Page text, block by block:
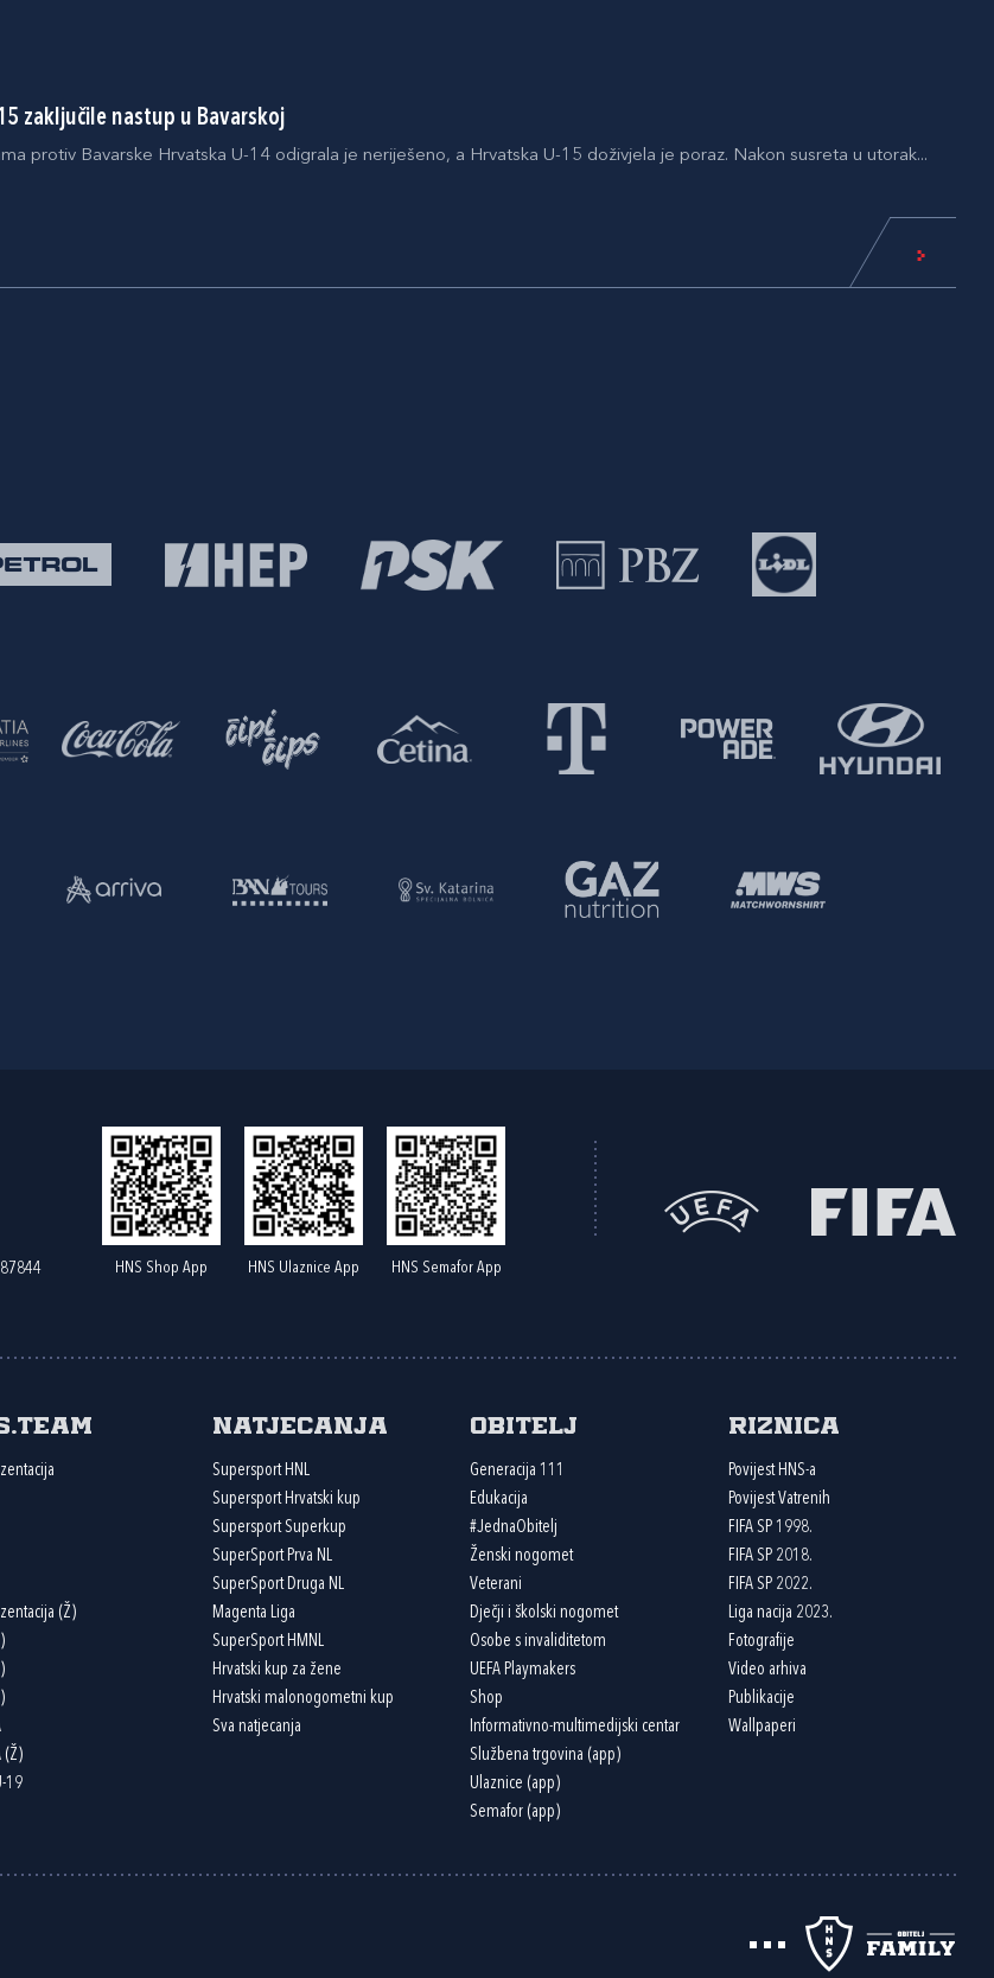
zaključile nastup u Bavarskoj
protiv Bavarske Hrvatska U-14 odigrala je neriješeno, a Hrvatska U-15 doživjela je poraz. Nakon susreta u utorak...
HNS Shop App HNS Ulaznice App HNS Semafor App
(Ž)
(Ž)
19
Natjecanja
Supersport HNL
Supersport Hrvatski kup
Supersport Superkup
SuperSport Prva NL
SuperSport Druga NL
Magenta Liga
SuperSport HMNL
Hrvatski kup za žene
Hrvatski malonogometni kup
Sva natjecanja
Obitelj
Generacija 111
Edukacija
#JednaObitelj
Ženski nogomet
Veterani
Dječji i školski nogomet
Osobe s invaliditetom
UEFA Playmakers
Shop
Informativno-multimedijski centar
Službena trgovina (app)
Ulaznice (app)
Semafor (app)
Riznica
Povijest HNS-a
Povijest Vatrenih
FIFA SP 1998.
FIFA SP 2018.
FIFA SP 2022.
Liga nacija 2023.
Fotografije
Video arhiva
Publikacije
Wallpaperi